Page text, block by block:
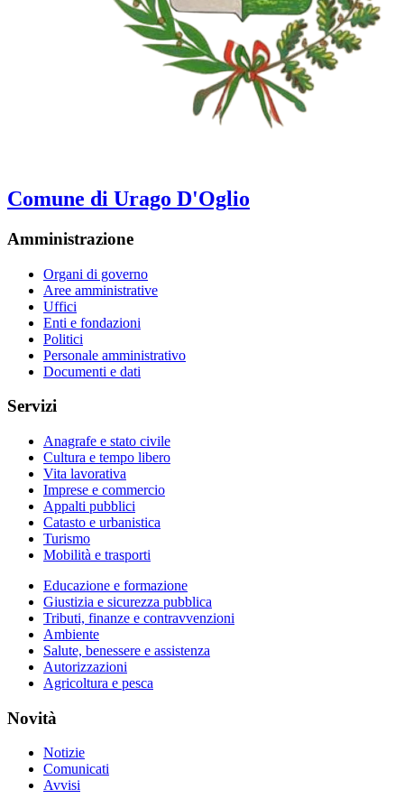
Comune di Urago D'Oglio
Amministrazione
Organi di governo
Aree amministrative
Uffici
Enti e fondazioni
Politici
Personale amministrativo
Documenti e dati
Servizi
Anagrafe e stato civile
Cultura e tempo libero
Vita lavorativa
Imprese e commercio
Appalti pubblici
Catasto e urbanistica
Turismo
Mobilità e trasporti
Educazione e formazione
Giustizia e sicurezza pubblica
Tributi, finanze e contravvenzioni
Ambiente
Salute, benessere e assistenza
Autorizzazioni
Agricoltura e pesca
Novità
Notizie
Comunicati
Avvisi